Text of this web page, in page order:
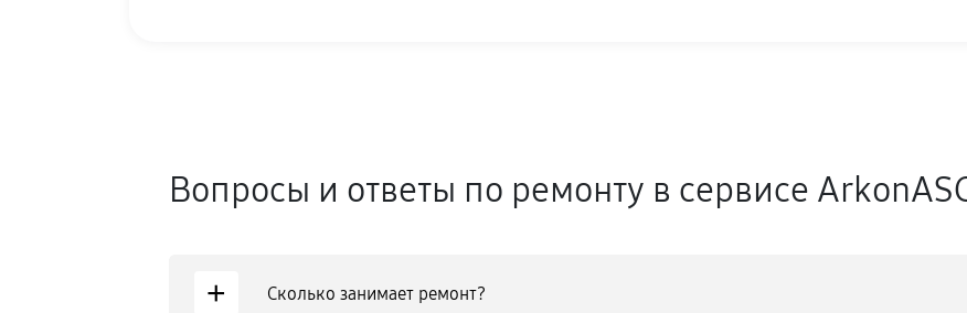
Вопросы и ответы по ремонту в сервисе
+ Сколько занимает ремонт?